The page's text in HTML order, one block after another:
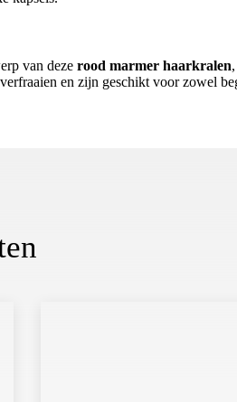
van deze rood marmer haarkralen
en zijn geschikt voor zowel